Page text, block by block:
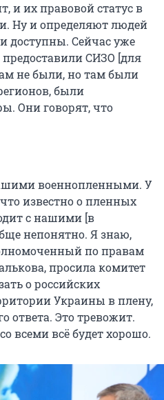
и их правовой статус в
Ну и определяют людей
доступны. Сейчас уже
СИЗО [для
не были, но там были
были
Они говорят, что
военнопленными. У
известно о пленных
с нашими [в
непонятно. Я знаю,
по правам
просила комитет
о российских
Украины в плену,
ответа. Это тревожит.
всеми всё будет хорошо.